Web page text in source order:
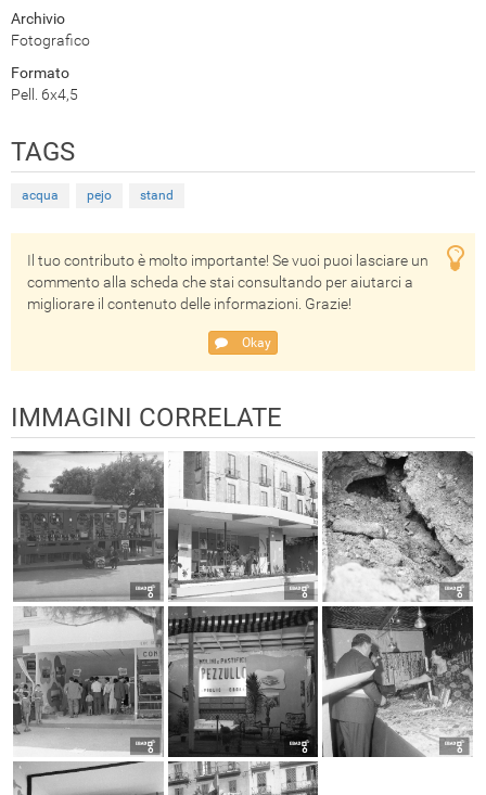
Archivio
Fotografico
Formato
Pell. 6x4,5
TAGS
acqua pejo stand
Il tuo contributo è molto importante! Se vuoi puoi lasciare un
commento alla scheda che stai consultando per aiutarci a
migliorare il contenuto delle informazioni. Grazie!
Okay
IMMAGINI CORRELATE